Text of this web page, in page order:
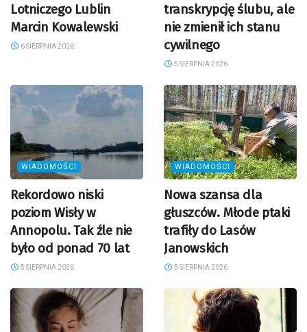
Lotniczego Lublin
Marcin Kowalewski
6 SIERPNIA 2026
transkrypcję ślubu, ale
nie zmienił ich stanu
cywilnego
5 SIERPNIA 2026
WIADOMOŚCI
Rekordowo niski
poziom Wisły w
Annopolu. Tak źle nie
było od ponad 70 lat
5 SIERPNIA 2026
WIADOMOŚCI
Nowa szansa dla
głuszców. Młode ptaki
trafiły do Lasów
Janowskich
5 SIERPNIA 2026